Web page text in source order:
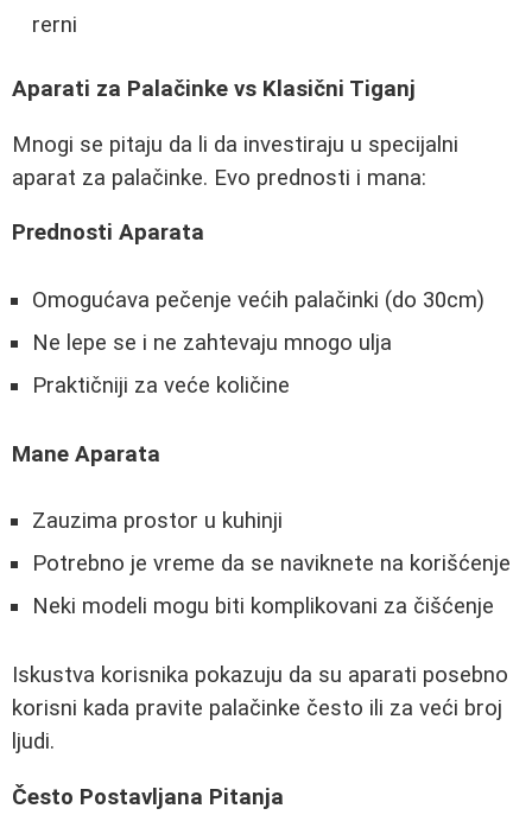
rerni
Aparati za Palačinke vs Klasični Tiganj
Mnogi se pitaju da li da investiraju u specijalni
aparat za palačinke. Evo prednosti i mana:
Prednosti Aparata
Omogućava pečenje većih palačinki (do 30cm)
Ne lepe se i ne zahtevaju mnogo ulja
Praktičniji za veće količine
Mane Aparata
Zauzima prostor u kuhinji
Potrebno je vreme da se naviknete na korišćenje
Neki modeli mogu biti komplikovani za čišćenje
Iskustva korisnika pokazuju da su aparati posebno
korisni kada pravite palačinke često ili za veći broj
ljudi.
Često Postavljana Pitanja